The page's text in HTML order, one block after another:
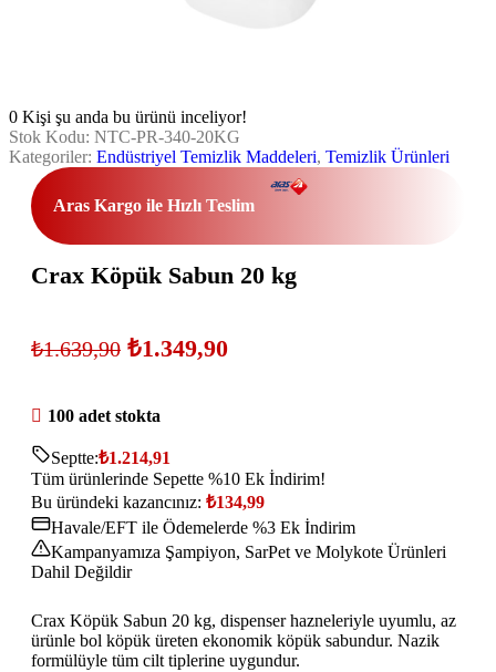
0 Kişi şu anda bu ürünü inceliyor!
Stok Kodu: NTC-PR-340-20KG
Kategoriler: Endüstriyel Temizlik Maddeleri, Temizlik Ürünleri
Aras Kargo ile Hızlı Teslim
Crax Köpük Sabun 20 kg
₺1.639,90 ₺1.349,90
100 adet stokta
Septte:₺1.214,91
Tüm ürünlerinde Sepette %10 Ek İndirim!
Bu üründeki kazancınız: ₺134,99
Havale/EFT ile Ödemelerde %3 Ek İndirim
Kampanyamıza Şampiyon, SarPet ve Molykote Ürünleri
Dahil Değildir
Crax Köpük Sabun 20 kg, dispenser hazneleriyle uyumlu, az
ürünle bol köpük üreten ekonomik köpük sabundur. Nazik
formülüyle tüm cilt tiplerine uygundur.